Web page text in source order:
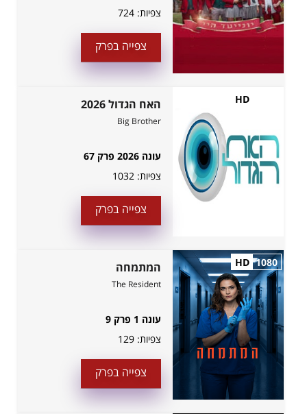
צפיות: 724
צפייה בפרק
HD האח הגדול 2026
Big Brother
עונה 2026 פרק 67
צפיות: 1032
צפייה בפרק
1080
HD המתמחה
The Resident
עונה 1 פרק 9
צפיות: 129
צפייה בפרק